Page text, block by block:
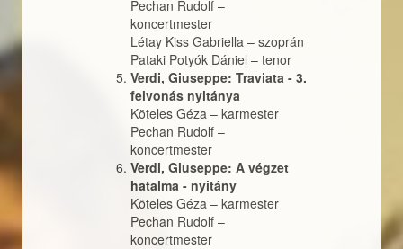
Pechan Rudolf –
koncertmester
Létay Kiss Gabriella – szoprán
Pataki Potyók Dániel – tenor
Verdi, Giuseppe: Traviata - 3.
felvonás nyitánya
Köteles Géza – karmester
Pechan Rudolf –
koncertmester
Verdi, Giuseppe: A végzet
hatalma - nyitány
Köteles Géza – karmester
Pechan Rudolf –
koncertmester